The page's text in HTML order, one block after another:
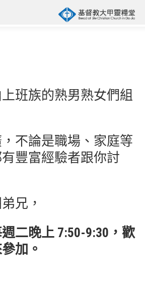
班族的熟男熟女們組
不論是職場、家庭等
豐富經驗者跟你討
兄，
二晚上 7:50-9:30，歡
加。